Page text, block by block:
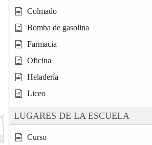
Colmado
Bomba de gasolina
Farmacia
Oficina
Heladería
Liceo
LUGARES DE LA ESCUELA
Curso